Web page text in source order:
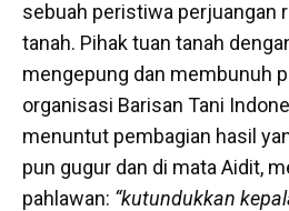
sebuah peristiwa perjuangan
tanah. Pihak tuan tanah
mengepung dan membunuh
organisasi Barisan Tani
menuntut pembagian hasil
pun gugur dan di mata Aidit,
pahlawan: “kutundukkan